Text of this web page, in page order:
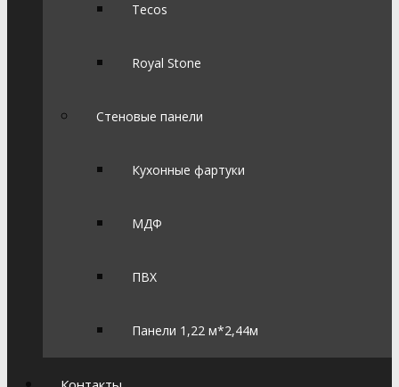
Tecos
Royal Stone
Стеновые панели
Кухонные фартуки
МДФ
ПВХ
Панели 1,22 м*2,44м